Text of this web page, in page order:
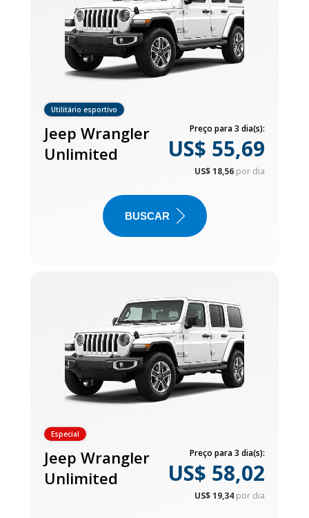
Utilitário esportivo
Jeep Wrangler
Unlimited
Preço para 3 dia(s):
US$ 55,69
US$ 18,56 por dia
BUSCAR
Especial
Jeep Wrangler
Unlimited
Preço para 3 dia(s):
US$ 58,02
US$ 19,34 por dia